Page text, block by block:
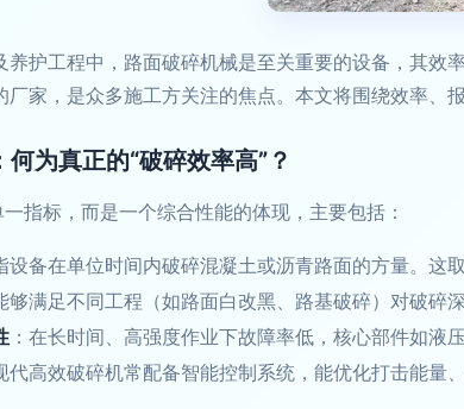
护工程中，路面破碎机械是至关重要的设备，其效
家，是众多施工方关注的焦点。本文将围绕效率、
为真正的“破碎效率高”？
指标，而是一个综合性能的体现，主要包括：
设备在单位时间内破碎混凝土或沥青路面的方量。这
够满足不同工程（如路面白改黑、路基破碎）对破碎
：在长时间、高强度作业下故障率低，核心部件如液
代高效破碎机常配备智能控制系统，能优化打击能量